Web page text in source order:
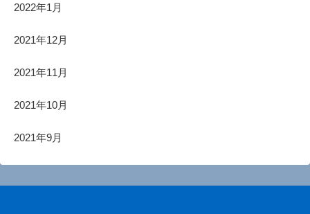
2022年1月
2021年12月
2021年11月
2021年10月
2021年9月